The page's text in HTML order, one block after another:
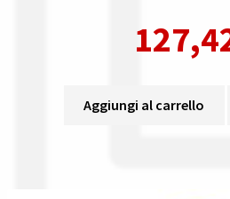
Aggiungi al carrello